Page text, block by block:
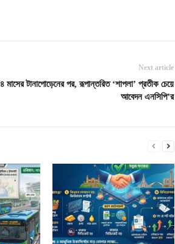
Next article
৪ মাসের টানাপোড়েনের পর, রূপান্তরিত ‘শাপলা’ প্রতীক চেয়ে
আবেদন এনসিপি’র